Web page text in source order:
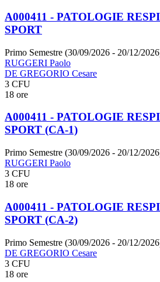
A000411 - PATOLOGIE
SPORT
Primo Semestre (30/09/2026 - 20/12/
RUGGERI Paolo
DE GREGORIO Cesare
3 CFU
18 ore
A000411 - PATOLOGIE
SPORT (CA-1)
Primo Semestre (30/09/2026 - 20/12/
RUGGERI Paolo
3 CFU
18 ore
A000411 - PATOLOGIE
SPORT (CA-2)
Primo Semestre (30/09/2026 - 20/12/
DE GREGORIO Cesare
3 CFU
18 ore